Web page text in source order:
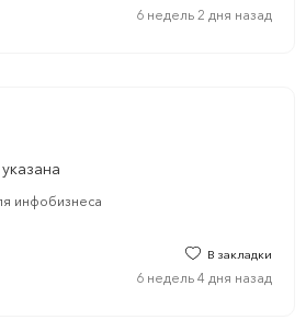
6 недель 2 дня назад
инфобизнеса
В закладки
6 недель 4 дня назад